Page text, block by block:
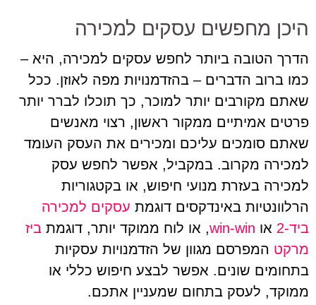
היכן מחפשים עסקים למכירה
הדרך הטובה ביותר לחפש עסקים למכירה, היא –
כמו ברוב הדברים – בהזדמנויות מפה לאוזן. ככל
שאתם מקורבים יותר למוכר, כך תוכלו לברר יותר
פרטים אמיתיים ממקור ראשון, רצוי מאנשים
שאתם סומכים עליכם ומכירים את העסק העומד
למכירה מקרוב. במקביל, אפשר לחפש עסק
למכירה בעזרת מנועי חיפוש, או בקטגוריות
הרלוונטיות באינדקסים דוגמת עסקים למכירה
ביד-2 או win-win, או לוח ממוקד יותר, דוגמת ביז
מרקטהמפרסם מגוון של הזדמנויות עסקיות
בתחומים שונים. אפשר לבצע חיפוש כללי או
ממוקד, לעסק בתחום שמעניין אתכם.